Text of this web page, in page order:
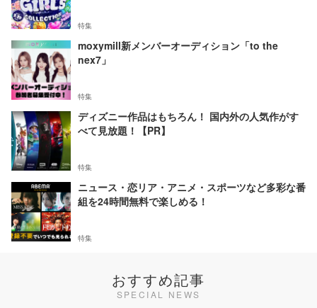
特集
moxymill新メンバーオーディション「to the
nex7」
特集
ディズニー作品はもちろん！ 国内外の人気作がす
べて見放題！【PR】
特集
ニュース・恋リア・アニメ・スポーツなど多彩な番
組を24時間無料で楽しめる！
特集
おすすめ記事
SPECIAL NEWS